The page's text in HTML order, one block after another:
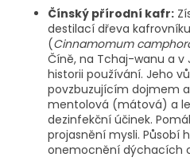
Čínský přírodní kafr:
destilací dřeva
(Cinnamomum
Číně, na Tchaj-wanu a v
historii používání. Jeho
povzbuzujícím dojmem
mentolová (mátová) a
dezinfekční účinek.
projasnění mysli. Působí
onemocnění dýchacích